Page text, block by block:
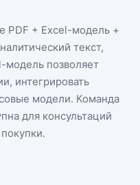
PDF + Excel-модель +
текст,
модель позволяет
интегрировать
модели. Команда
для консультаций